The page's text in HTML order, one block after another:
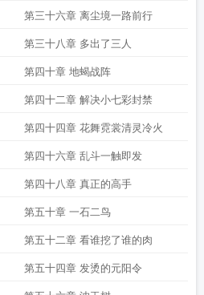
第三十六章 离尘境一路前行
第三十八章 多出了三人
第四十章 地蝎战阵
第四十二章 解决小七彩封禁
第四十四章 花舞霓裳清灵冷火
第四十六章 乱斗一触即发
第四十八章 真正的高手
第五十章 一石二鸟
第五十二章 看谁挖了谁的肉
第五十四章 发烫的元阳令